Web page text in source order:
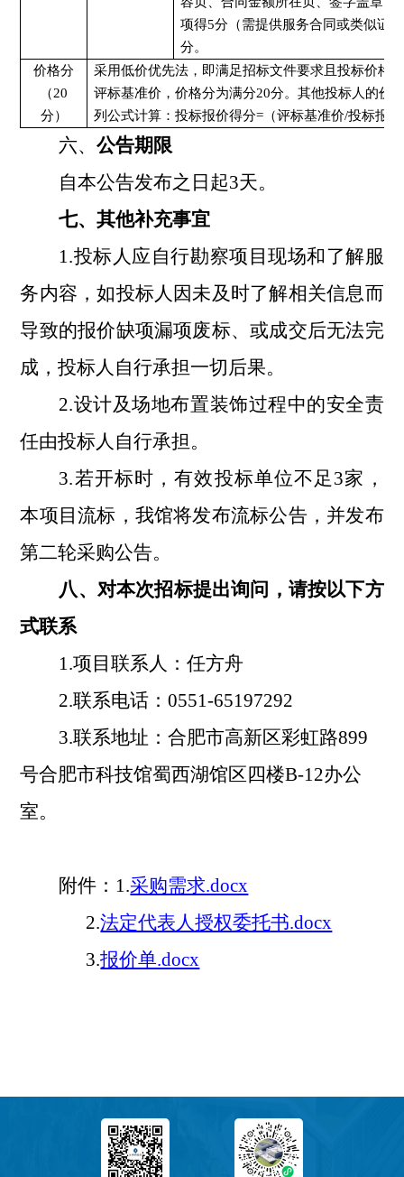
项得5分（需提供服务合同或类似证
分。
价格分
（20
分）
采用低价优先法，即满足招标文件要求且投标价格
评标基准价，价格分为满分20分。其他投标人的价
列公式计算：投标报价得分=（评标基准价/投标报
六、公告期限
自本公告发布之日起3天。
七、其他补充事宜
1.投标人应自行勘察项目现场和了解服
务内容，如投标人因未及时了解相关信息而
导致的报价缺项漏项废标、或成交后无法完
成，投标人自行承担一切后果。
2.设计及场地布置装饰过程中的安全责
任由投标人自行承担 。
3.若开标时，有效投标单位不足 3家，
本项目流标，我馆将发布流标公告，并发布
第二轮采购公告。
八、对本次招标提出询问，请按以下方
式联系
1.项目联系人：任方舟
2.联系电话：0551-65197292
3.联系地址：合肥市高新区彩虹路899
号合肥市科技馆蜀西湖馆区四楼B-12办公
室。
附件：1.采购需求.docx
2.法定代表人授权委托书.docx
3.报价单.docx